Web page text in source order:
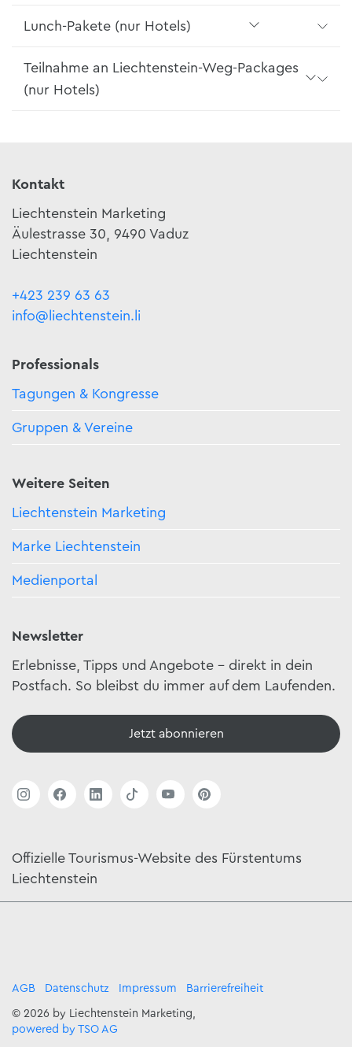
Lunch-Pakete (nur Hotels)
Teilnahme an Liechtenstein-Weg-Packages
(nur Hotels)
Kontakt
Liechtenstein Marketing
Äulestrasse 30, 9490 Vaduz
Liechtenstein
+423 239 63 63
info@liechtenstein.li
Professionals
Tagungen & Kongresse
Gruppen & Vereine
Weitere Seiten
Liechtenstein Marketing
Marke Liechtenstein
Medienportal
Newsletter
Erlebnisse, Tipps und Angebote – direkt in dein
Postfach. So bleibst du immer auf dem Laufenden.
Jetzt abonnieren
Offizielle Tourismus-Website des Fürstentums
Liechtenstein
AGB Datenschutz Impressum Barrierefreiheit
© 2026 by Liechtenstein Marketing,
powered by TSO AG